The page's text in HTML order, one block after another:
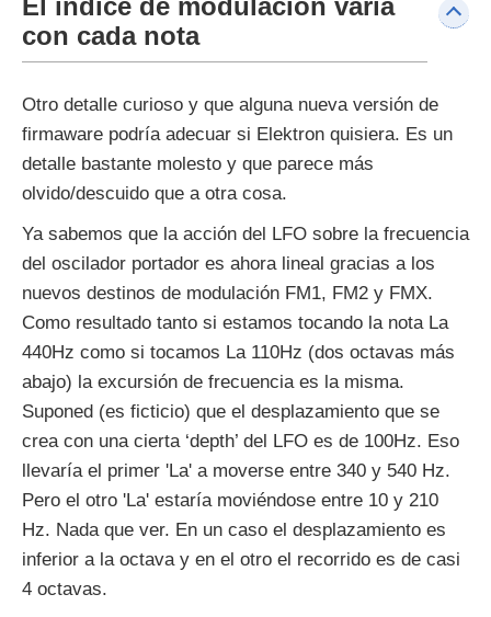
con cada nota
Otro detalle curioso y que alguna nueva versión de
firmaware podría adecuar si Elektron quisiera. Es un
detalle bastante molesto y que parece más
olvido/descuido que a otra cosa.
Ya sabemos que la acción del LFO sobre la frecuencia
del oscilador portador es ahora lineal gracias a los
nuevos destinos de modulación FM1, FM2 y FMX.
Como resultado tanto si estamos tocando la nota La
440Hz como si tocamos La 110Hz (dos octavas más
abajo) la excursión de frecuencia es la misma.
Suponed (es ficticio) que el desplazamiento que se
crea con una cierta ‘depth’ del LFO es de 100Hz. Eso
llevaría el primer 'La' a moverse entre 340 y 540 Hz.
Pero el otro 'La' estaría moviéndose entre 10 y 210
Hz. Nada que ver. En un caso el desplazamiento es
inferior a la octava y en el otro el recorrido es de casi
4 octavas.